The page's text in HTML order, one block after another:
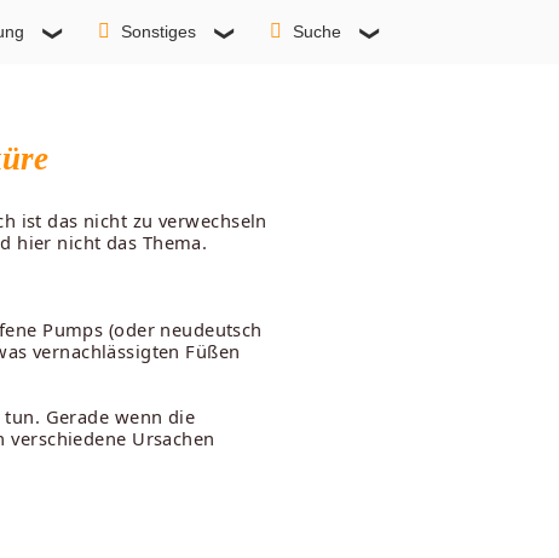
Sonstiges Suche
ist das nicht zu verwechseln
hier nicht das Thema.
Pumps (oder neudeutsch
vernachlässigten Füßen
Gerade wenn die
Ursachen